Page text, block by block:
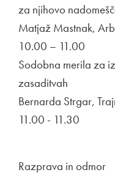
za njihovo
Matjaž Mastnak,
10.00 – 11.00
Sodobna merila za
zasaditvah
Bernarda Strgar,
11.00 - 11.30
Razprava in odmor